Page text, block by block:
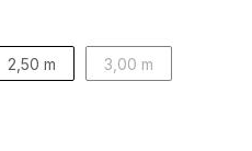
2,50 m 3,00 m